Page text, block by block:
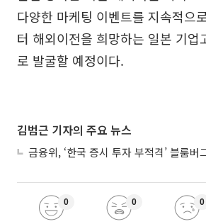
다양한 마케팅 이벤트를 지속적으
터 해외이전을 희망하는 일본 기업
로 발굴할 예정이다.
김범근 기자의 주요 뉴스
0 0 0